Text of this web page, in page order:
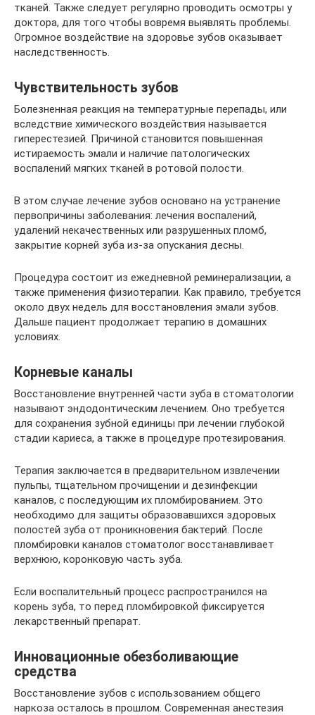
тканей. Также следует регулярно проводить осмотры у
доктора, для того чтобы вовремя выявлять проблемы.
Огромное воздействие на здоровье зубов оказывает
наследственность.
Чувствительность зубов
Болезненная реакция на температурные перепады, или
вследствие химического воздействия называется
гиперестезией. Причиной становится повышенная
истираемость эмали и наличие патологических
воспалений мягких тканей в ротовой полости.
В этом случае лечение зубов основано на устранение
первопричины заболевания: лечения воспалений,
удалений некачественных или разрушенных пломб,
закрытие корней зуба из-за опускания десны.
Процедура состоит из ежедневной реминерализации, а
также применения физиотерапии. Как правило, требуется
около двух недель для восстановления эмали зубов.
Дальше пациент продолжает терапию в домашних
условиях.
Корневые каналы
Восстановление внутренней части зуба в стоматологии
называют эндодонтическим лечением. Оно требуется
для сохранения зубной единицы при лечении глубокой
стадии кариеса, а также в процедуре протезирования.
Терапия заключается в предварительном извлечении
пульпы, тщательном прочищении и дезинфекции
каналов, с последующим их пломбированием. Это
необходимо для защиты образовавшихся здоровых
полостей зуба от проникновения бактерий. После
пломбировки каналов стоматолог восстанавливает
верхнюю, коронковую часть зуба.
Если воспалительный процесс распространился на
корень зуба, то перед пломбировкой фиксируется
лекарственный препарат.
Инновационные обезболивающие
средства
Восстановление зубов с использованием общего
наркоза осталось в прошлом. Современная анестезия